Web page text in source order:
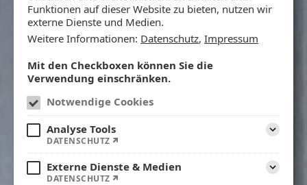
Funktionen auf dieser Website zu bieten, nutzen wir
externe Dienste und Medien.
Weitere Informationen: Datenschutz, Impressum
Mit den Checkboxen können Sie die
Verwendung einschränken.
Notwendige Cookies
Analyse Tools
DATENSCHUTZ
Externe Dienste & Medien
DATENSCHUTZ